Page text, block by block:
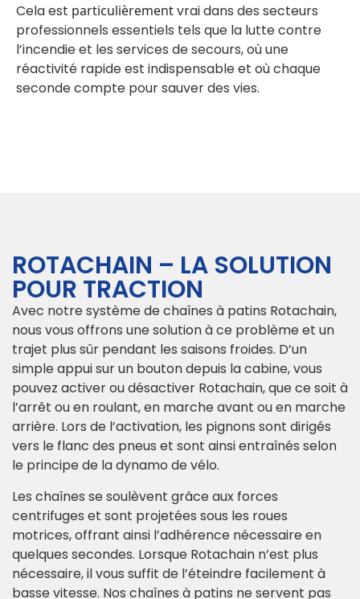
Cela est particulièrementvrai dans des secteurs
professionnels essentiels tels que la lutte contre
l’incendie et les services de secours, où une
réactivité rapide est indispensable et où chaque
seconde compte pour sauver des vies.
ROTACHAIN – LA SOLUTION
POUR TRACTION
Avec notre système de chaînes à patins Rotachain,
nous vous offrons une solution à ce problème et un
trajet plus sûr pendant les saisons froides. D’un
simple appui sur un bouton depuis la cabine, vous
pouvez activer ou désactiver Rotachain, que ce soit à
l’arrêt ou en roulant, en marche avant ou en marche
arrière. Lors de l’activation, les pignons sont dirigés
vers le flanc des pneus et sont ainsi entraînés selon
le principe de la dynamo de vélo.
Les chaînes se soulèvent grâce aux forces
centrifuges et sont projetées sous les roues
motrices, offrant ainsi l’adhérence nécessaire en
quelques secondes. Lorsque Rotachain n’est plus
nécessaire, il vous suffit de l’éteindre facilement à
basse vitesse. Nos chaînes à patins ne servent pas